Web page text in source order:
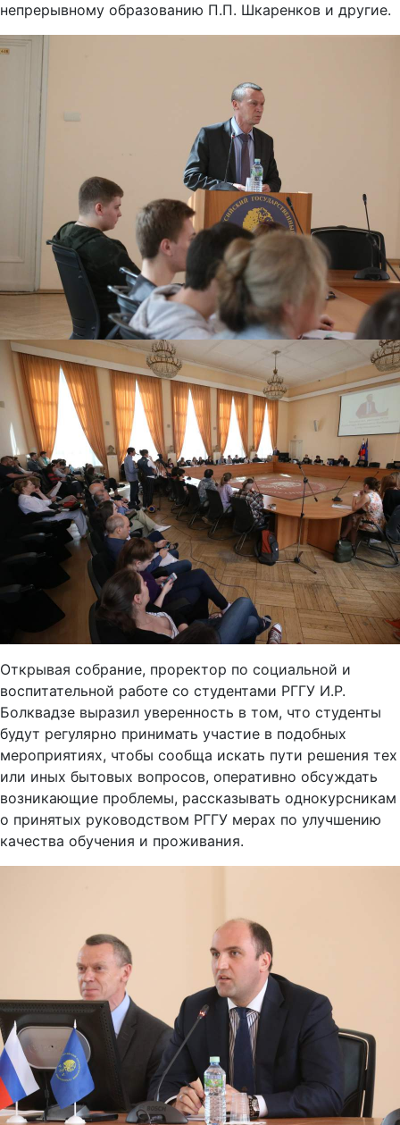
непрерывному образованию П.П. Шкаренков и другие.
Открывая собрание, проректор по социальной и
воспитательной работе со студентами РГГУ И.Р.
Болквадзе выразил уверенность в том, что студенты
будут регулярно принимать участие в подобных
мероприятиях, чтобы сообща искать пути решения тех
или иных бытовых вопросов, оперативно обсуждать
возникающие проблемы, рассказывать однокурсникам
о принятых руководством РГГУ мерах по улучшению
качества обучения и проживания.